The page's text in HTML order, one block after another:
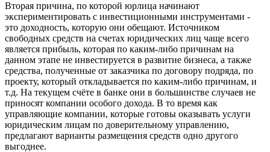
Вторая причина, по которой юрлица начинают
экспериментировать с инвестиционными инструментами -
это доходность, которую они обещают. Источником
свободных средств на счетах юридических лиц чаще всего
является прибыль, которая по каким-либо причинам на
данном этапе не инвестируется в развитие бизнеса, а также
средства, полученные от заказчика по договору подряда, по
проекту, который откладывается по каким-либо причинам, и
т.д. На текущем счёте в банке они в большинстве случаев не
приносят компании особого дохода. В то время как
управляющие компании, которые готовы оказывать услуги
юридическим лицам по доверительному управлению,
предлагают варианты размещения средств одно другого
выгоднее.